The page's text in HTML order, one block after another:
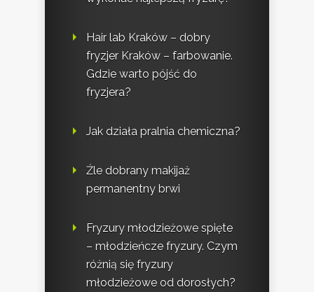
Hair lab Kraków – dobry
fryzjer Kraków – farbowanie.
Gdzie warto pójść do
fryzjera?
Jak działa pralnia chemiczna?
Źle dobrany makijaż
permanentny brwi
Fryzury młodzieżowe spięte
– młodzieńcze fryzury. Czym
różnią się fryzury
młodzieżowe od dorosłych?